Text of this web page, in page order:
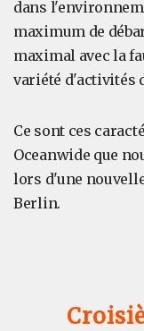
dans
maximum de
maximal avec la
variété d'activités
Ce sont ces
Oceanwide que
lors d'une
Berlin.